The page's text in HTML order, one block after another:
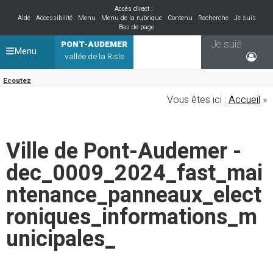
Accès direct :
Aide
Accessibilité Menu Menu de la rubrique Contenu Recherche
Je suis
Bas de page
PONT-AUDEMER
vallée de la Risle
Ecoutez
Je suis
Menu
Vous êtes ici : Accueil »
Ville de Pont-Audemer -
dec_0009_2024_fast_mai
ntenance_panneaux_elect
roniques_informations_m
unicipales_